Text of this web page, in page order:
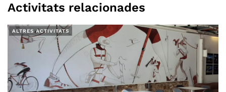
Activitats relacionades
ALTRES ACTIVITATS